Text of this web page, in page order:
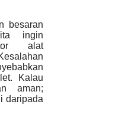
besaran
ingin
alat
Kalau
aman;
daripada